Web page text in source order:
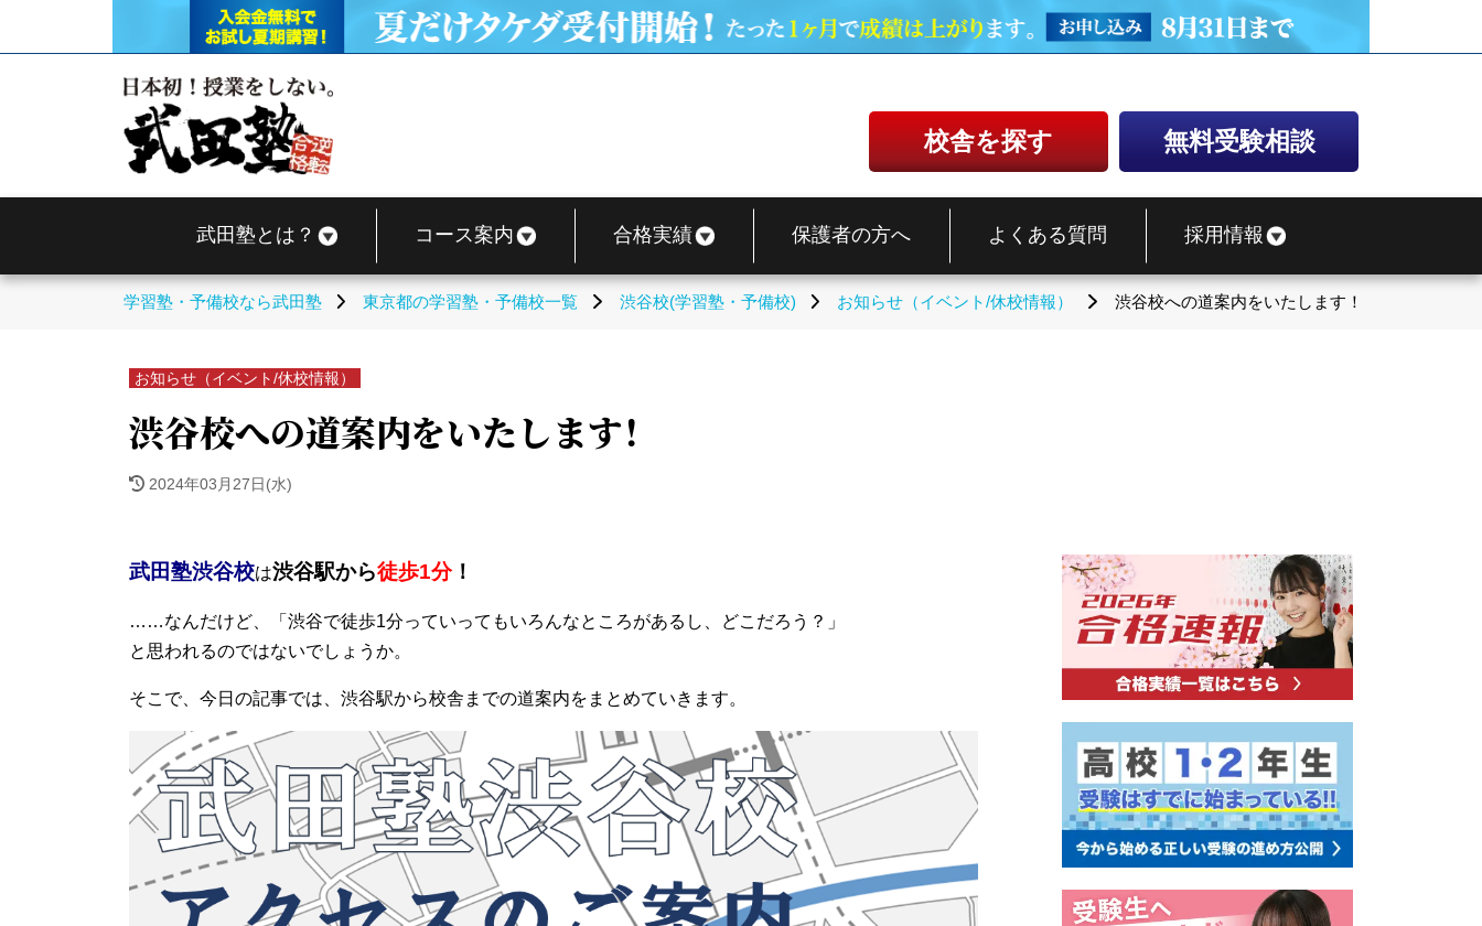
校舎を探す 無料受験相談
武田塾とは？ コース案内 合格実績 保護者の方へ よくある質問 採用情報
学習塾・予備校なら武田塾 東京都の学習塾・予備校一覧 渋谷校(学習塾・予備校) お知らせ（イベント/休校情報） 渋谷校への道案内をいたします！
お知らせ（イベント/休校情報）
渋谷校への道案内をいたします！
2024年03月27日(水)
武田塾渋谷校は渋谷駅から徒歩1分！
……なんだけど、「渋谷で徒歩1分っていってもいろんなところがあるし、どこだろう？」
と思われるのではないでしょうか。
そこで、今日の記事では、渋谷駅から校舎までの道案内をまとめていきます。